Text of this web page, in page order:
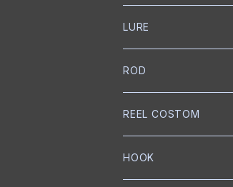
LURE
NORIES
トップウォーター
クランクベイト
mibro
クランクベイト
NISHINE LURE WORKS
ROD
NORIES
スピニングロッド
SLANG
REEL COSTOM
GOLD Works
HOOK